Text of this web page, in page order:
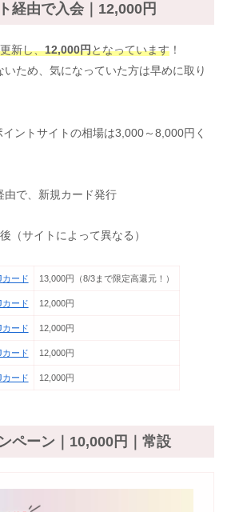
経由で入会｜12,000円
新し、12,000円となっています ！
ため、気になっていた方は早めに取り
ントサイトの相場は3,000～8,000円く
で、新規カード発行
（サイトによって異なる）
カード 13,000円（8/3まで限定高還元！）
カード 12,000円
カード 12,000円
カード 12,000円
カード 12,000円
ペーン｜10,000円｜常設